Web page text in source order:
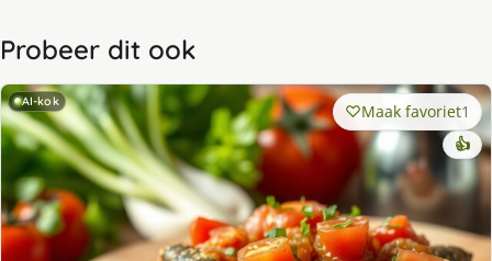
Probeer dit ook
AI-kok Maak favoriet1
👍